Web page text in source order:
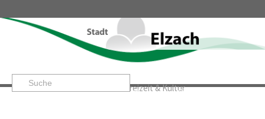
Startseite» Freizeit & Kultur
Leben & Erleben Rathaus & Service Stadtentwicklung &